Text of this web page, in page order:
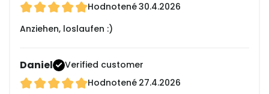
Hodnotené30.4.2026
Anziehen, loslaufen :)
Daniel
Verified customer
Hodnotené 27.4.2026